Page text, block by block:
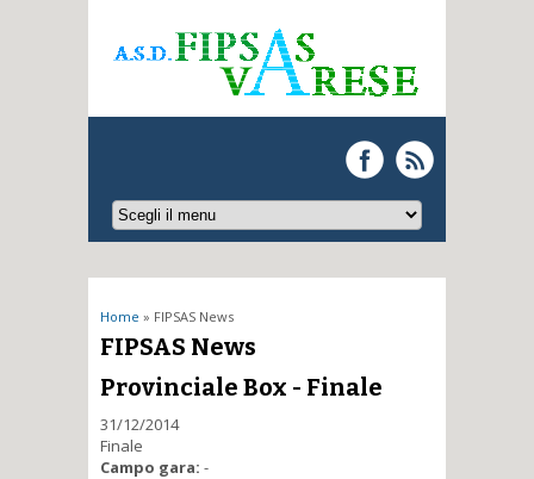
Tu sei qui
Home » FIPSAS News
FIPSAS News
Provinciale Box - Finale
31/12/2014
Finale
Campo gara: -